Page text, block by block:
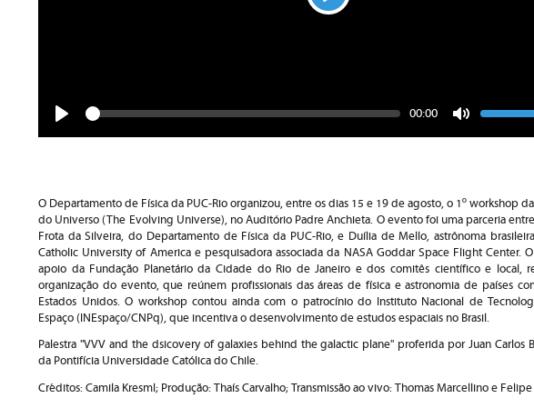
Play
Seek
Current
00:00
O Departamento de Física da PUC-Rio organizou, entre os dias 15 e 19 de agosto, o 1º workshop
do Universo (The Evolving Universe), no Auditório Padre Anchieta. O evento foi uma parceria
Frota da Silveira, do Departamento de Física da PUC-Rio, e Duília de Mello, astrônoma
Catholic University of America e pesquisadora associada da NASA Goddar Space Flight Center.
apoio da Fundação Planetário da Cidade do Rio de Janeiro e dos comitês científico e local,
organização do evento, que reúnem profissionais das áreas de física e astronomia de países
Estados Unidos. O workshop contou ainda com o patrocínio do Instituto Nacional de
Espaço (INEspaço/CNPq), que incentiva o desenvolvimento de estudos espaciais no Brasil.
Palestra "VVV and the dsicovery of galaxies behind the galactic plane" proferida por Juan Carlos
da Pontifícia Universidade Católica do Chile.
Créditos: Camila Kresml; Produção: Thaís Carvalho; Transmissão ao vivo: Thomas Marcellino e